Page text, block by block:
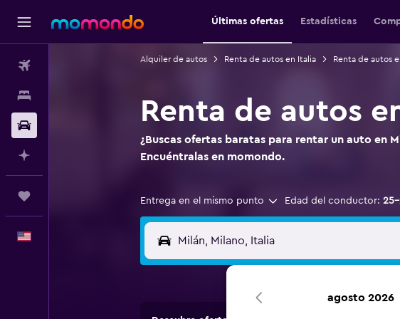
Últimas ofertas Estadísticas
Alquiler de autos Renta de autos en Italia Renta de autos
Renta de autos
¿Buscas ofertas baratas para rentar un auto en
Encuéntralas en momondo.
Entrega en el mismo punto Edad del conductor:
agosto 2026